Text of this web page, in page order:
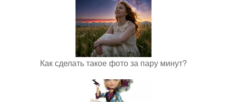
Как сделать такое фото за пару минут?